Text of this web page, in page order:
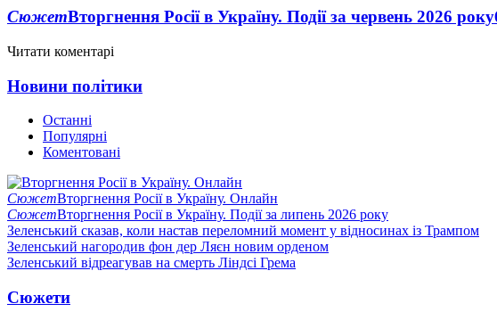
СюжетВторгнення Росії в Україну. Події за червень 2026 року
Читати коментарі
Новини політики
Останні
Популярні
Коментовані
СюжетВторгнення Росії в Україну. Онлайн
СюжетВторгнення Росії в Україну. Події за липень 2026 року
Зеленський сказав, коли настав переломний момент у відносинах із Трампом
Зеленський нагородив фон дер Ляєн новим орденом
Зеленський відреагував на смерть Ліндсі Грема
Сюжети